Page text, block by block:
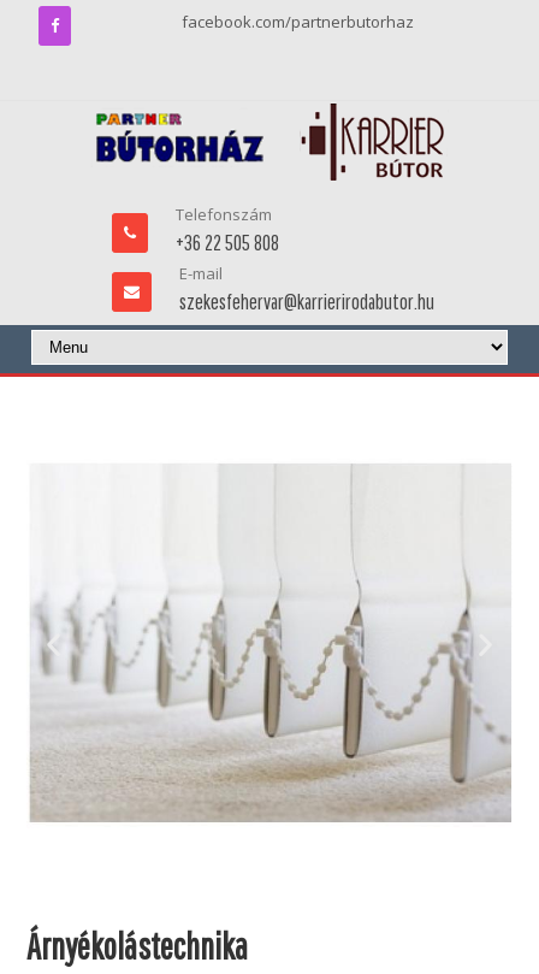
facebook.com/partnerbutorhaz
Telefonszám
+36 22 505 808
E-mail
szekesfehervar@karrierirodabutor.hu
Árnyékolástechnika